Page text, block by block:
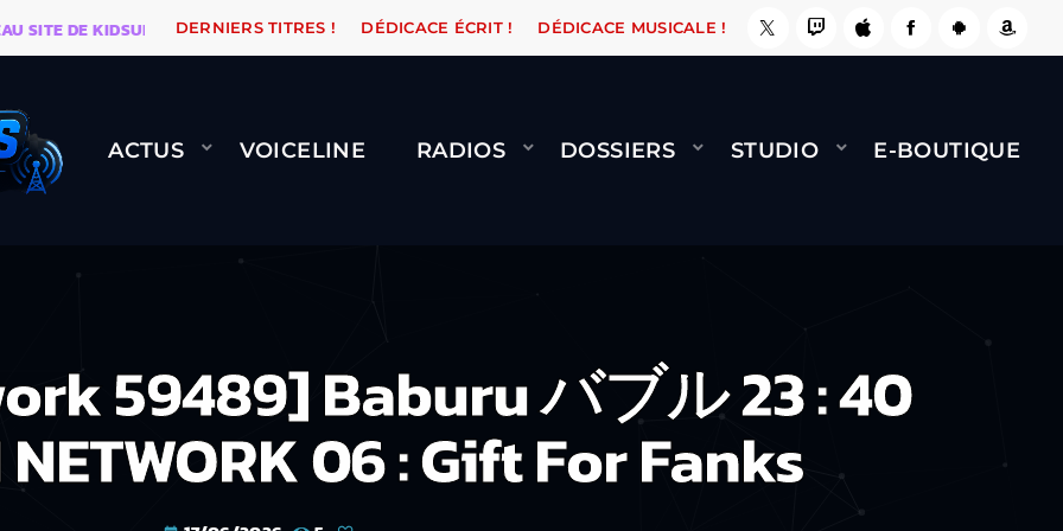
DE KIDSUNE WARÉTRO ORANGE ROAD QUI PASSE, ÇA LE FAIT ! NAMI BERNARD MINET - FLY
DERNIERS TITRES ! DÉDICACE ÉCRIT ! DÉDICACE MUSICALE !
ACTUS VOICELINE RADIOS DOSSIERS STUDIO E-BOUTIQUE
59489] Baburu バブル 23 : 40
06 : Gift For Fanks